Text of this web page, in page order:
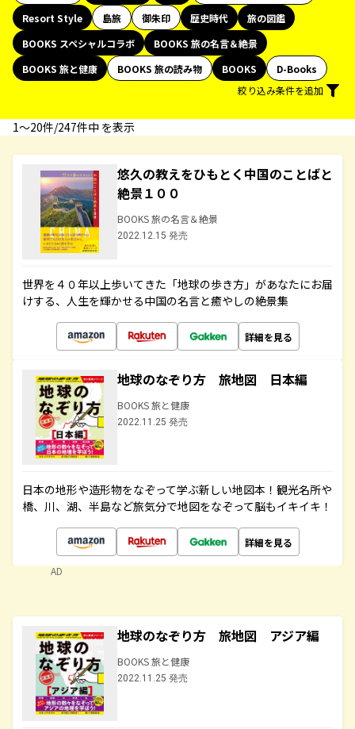
Resort Style
島旅 御朱印 歴史時代
旅の図鑑
BOOKS スペシャルコラボ
BOOKS 旅の名言＆絶景
BOOKS 旅と健康
BOOKS 旅の読み物 BOOKS
D-Books
絞り込み条件を追加
1〜20件/247件中 を表示
悠久の教えをひもとく中国のことばと
絶景１００
BOOKS 旅の名言＆絶景
2022.12.15 発売
世界を４０年以上歩いてきた「地球の歩き方」があなたにお届
けする、人生を輝かせる中国の名言と癒やしの絶景集
詳細を見る
地球のなぞり方 旅地図 日本編
BOOKS 旅と健康
2022.11.25 発売
日本の地形や造形物をなぞって学ぶ新しい地図本！観光名所や
橋、川、湖、半島など旅気分で地図をなぞって脳もイキイキ！
詳細を見る
AD
地球のなぞり方 旅地図 アジア編
BOOKS 旅と健康
2022.11.25 発売